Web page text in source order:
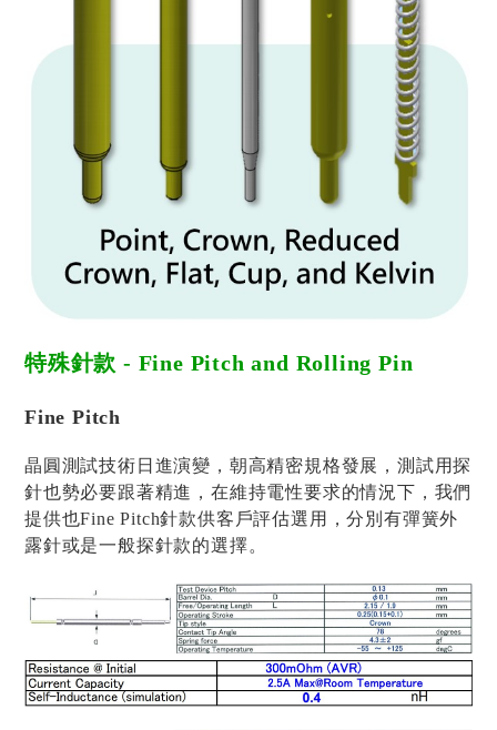
特殊針款 - Fine Pitch and Rolling Pin
Fine Pitch
晶圓測試技術日進演變，朝高精密規格發展，測試用探
針也勢必要跟著精進，在維持電性要求的情況下，我們
提供也Fine Pitch針款供客戶評估選用，分別有彈簧外
露針或是一般探針款的選擇。